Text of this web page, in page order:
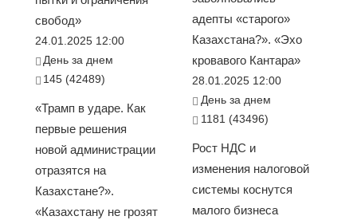
свобод»
24.01.2025 12:00
День за днем
145 (42489)
«Трамп в ударе. Как
первые решения
новой администрации
отразятся на
Казахстане?».
«Казахстану не грозят
адепты «старого»
Казахстана?». «Эхо
кровавого Кантара»
28.01.2025 12:00
День за днем
1181 (43496)
Рост НДС и
изменения налоговой
системы коснутся
малого бизнеса